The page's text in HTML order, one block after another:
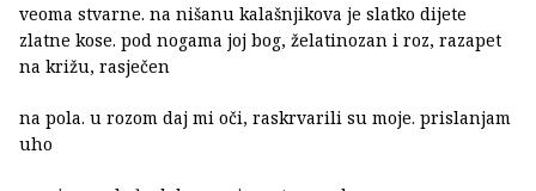
veoma stvarne. na nišanu kalašnjikova je slatko dijete
zlatne kose. pod nogama joj bog, želatinozan i roz, razapet
na križu, rasječen
na pola. u rozom daj mi oči, raskrvarili su moje. prislanjam
uho